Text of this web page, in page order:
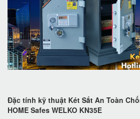
Đặc tính kỹ thuật Két Sắt An Toàn
HOME Safes WELKO KN35E